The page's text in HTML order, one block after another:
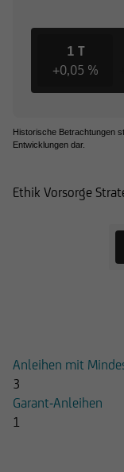
1 T
+0,05 %
Historische Betrachtungen
Entwicklungen dar.
Ethik Vorsorge
Anleihen mit
3
Garant-Anleihen
1